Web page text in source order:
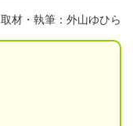
取材・執筆：外山ゆひら